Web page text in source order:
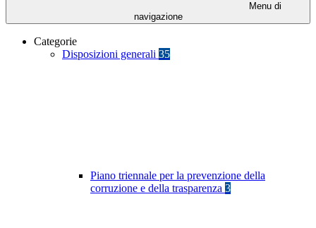
Menu di
navigazione
Categorie
Disposizioni generali 35
Piano triennale per la prevenzione della
corruzione e della trasparenza 3